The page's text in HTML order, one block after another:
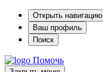
Открыть навигацию
Ваш профиль
Поиск
Помочь